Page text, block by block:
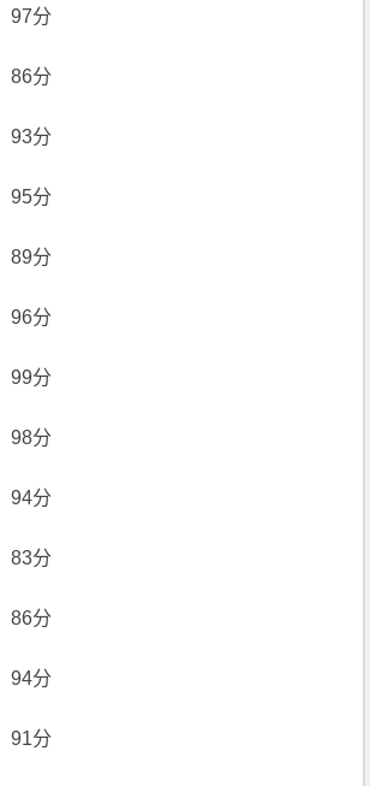
97分
86分
93分
95分
89分
96分
99分
98分
94分
83分
86分
94分
91分